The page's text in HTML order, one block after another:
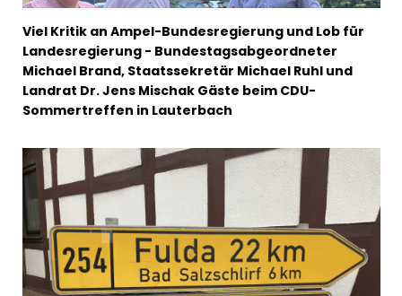
Viel Kritik an Ampel-Bundesregierung und Lob für
Landesregierung - Bundestagsabgeordneter
Michael Brand, Staatssekretär Michael Ruhl und
Landrat Dr. Jens Mischak Gäste beim CDU-
Sommertreffen in Lauterbach